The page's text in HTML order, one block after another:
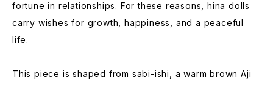
fortune in relationships. For these reasons, hina dolls
carry wishes for growth, happiness, and a peaceful
life.
This piece is shaped from sabi-ishi, a warm brown Aji